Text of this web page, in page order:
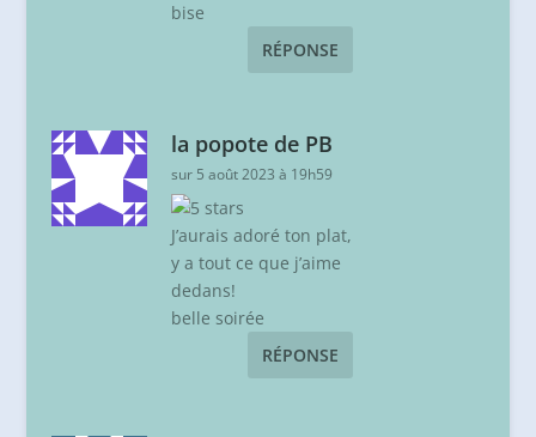
bise
RÉPONSE
la popote de PB
sur 5 août 2023 à 19h59
J’aurais adoré ton plat,
y a tout ce que j’aime
dedans!
belle soirée
RÉPONSE